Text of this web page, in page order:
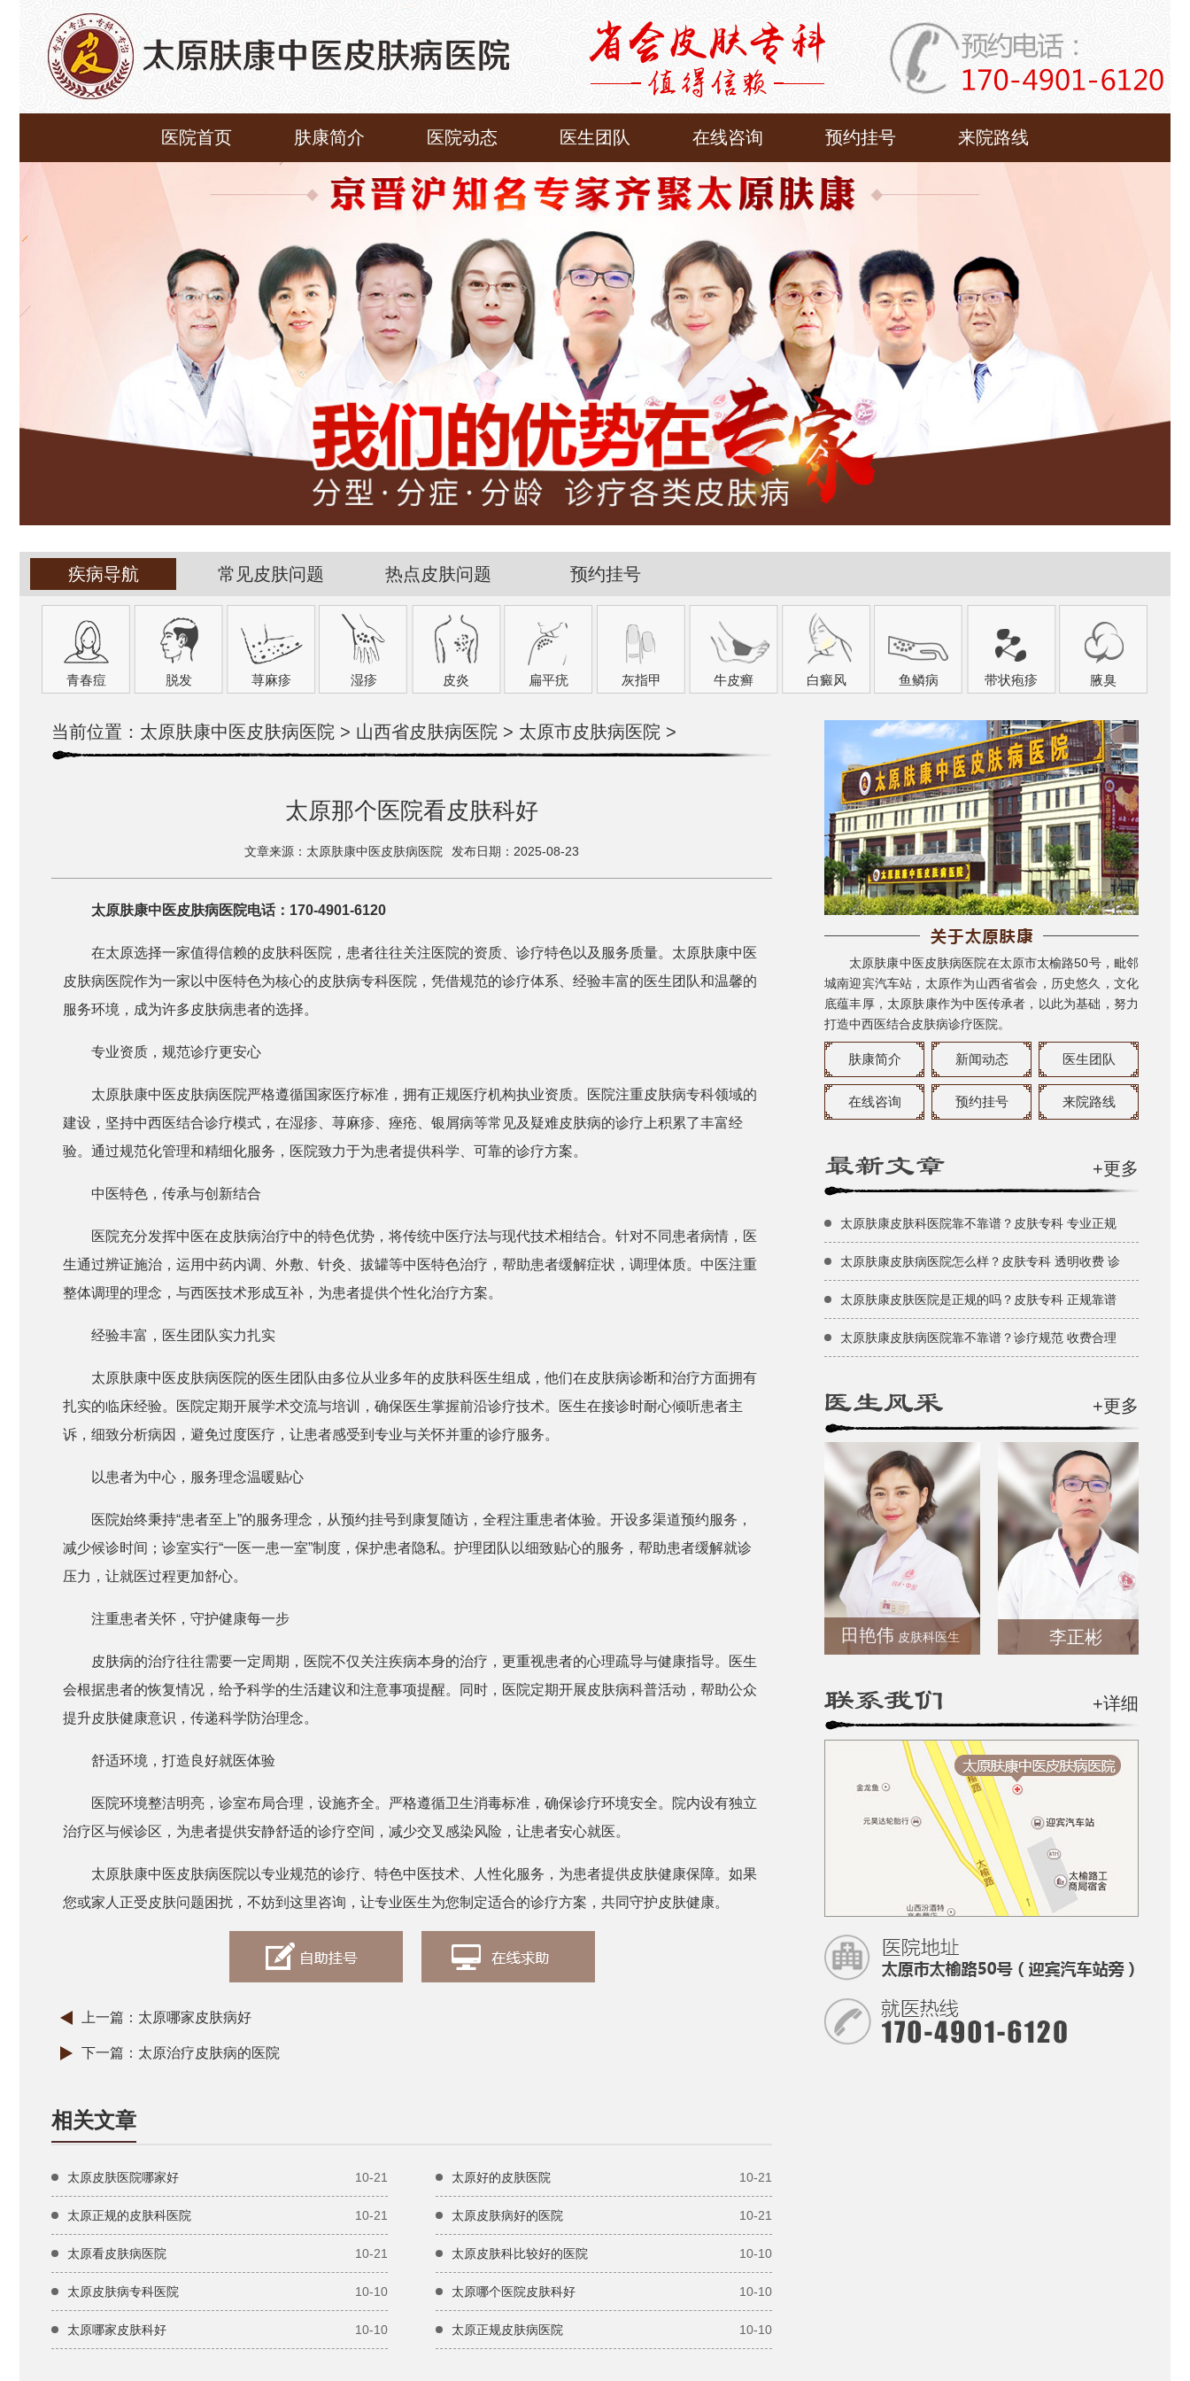
医院首页 肤康简介 医院动态 医生团队 在线咨询 预约挂号 来院路线
疾病导航 常见皮肤问题 热点皮肤问题 预约挂号
青春痘 脱发 荨麻疹 湿疹 皮炎 扁平疣 灰指甲 牛皮癣 白癜风 鱼鳞病 带状疱疹 腋臭
当前位置： 太原肤康中医皮肤病医院 > 山西省皮肤病医院 > 太原市皮肤病医院 >
太原那个医院看皮肤科好
文章来源：太原肤康中医皮肤病医院 发布日期：2025-08-23
太原肤康中医皮肤病医院电话：170-4901-6120
在太原选择一家值得信赖的皮肤科医院，患者往往关注医院的资质、诊疗特色以及服务质量。太原肤康中医
皮肤病医院作为一家以中医特色为核心的皮肤病专科医院，凭借规范的诊疗体系、经验丰富的医生团队和温馨的
服务环境，成为许多皮肤病患者的选择。
专业资质，规范诊疗更安心
太原肤康中医皮肤病医院严格遵循国家医疗标准，拥有正规医疗机构执业资质。医院注重皮肤病专科领域的
建设，坚持中西医结合诊疗模式，在湿疹、荨麻疹、痤疮、银屑病等常见及疑难皮肤病的诊疗上积累了丰富经
验。通过规范化管理和精细化服务，医院致力于为患者提供科学、可靠的诊疗方案。
中医特色，传承与创新结合
医院充分发挥中医在皮肤病治疗中的特色优势，将传统中医疗法与现代技术相结合。针对不同患者病情，医
生通过辨证施治，运用中药内调、外敷、针灸、拔罐等中医特色治疗，帮助患者缓解症状，调理体质。中医注重
整体调理的理念，与西医技术形成互补，为患者提供个性化治疗方案。
经验丰富，医生团队实力扎实
太原肤康中医皮肤病医院的医生团队由多位从业多年的皮肤科医生组成，他们在皮肤病诊断和治疗方面拥有
扎实的临床经验。医院定期开展学术交流与培训，确保医生掌握前沿诊疗技术。医生在接诊时耐心倾听患者主
诉，细致分析病因，避免过度医疗，让患者感受到专业与关怀并重的诊疗服务。
以患者为中心，服务理念温暖贴心
医院始终秉持“患者至上”的服务理念，从预约挂号到康复随访，全程注重患者体验。开设多渠道预约服务，
减少候诊时间；诊室实行“一医一患一室”制度，保护患者隐私。护理团队以细致贴心的服务，帮助患者缓解就诊
压力，让就医过程更加舒心。
注重患者关怀，守护健康每一步
皮肤病的治疗往往需要一定周期，医院不仅关注疾病本身的治疗，更重视患者的心理疏导与健康指导。医生
会根据患者的恢复情况，给予科学的生活建议和注意事项提醒。同时，医院定期开展皮肤病科普活动，帮助公众
提升皮肤健康意识，传递科学防治理念。
舒适环境，打造良好就医体验
医院环境整洁明亮，诊室布局合理，设施齐全。严格遵循卫生消毒标准，确保诊疗环境安全。院内设有独立
治疗区与候诊区，为患者提供安静舒适的诊疗空间，减少交叉感染风险，让患者安心就医。
太原肤康中医皮肤病医院以专业规范的诊疗、特色中医技术、人性化服务，为患者提供皮肤健康保障。如果
您或家人正受皮肤问题困扰，不妨到这里咨询，让专业医生为您制定适合的诊疗方案，共同守护皮肤健康。
上一篇： 太原哪家皮肤病好
下一篇： 太原治疗皮肤病的医院
相关文章
太原皮肤医院哪家好 10-21 太原好的皮肤医院 10-21
太原正规的皮肤科医院 10-21 太原皮肤病好的医院 10-21
太原看皮肤病医院 10-21 太原皮肤科比较好的医院 10-10
太原皮肤病专科医院 10-10 太原哪个医院皮肤科好 10-10
太原哪家皮肤科好 10-10 太原正规皮肤病医院 10-10
太原肤康中医皮肤病医院在太原市太榆路50号，毗邻
城南迎宾汽车站，太原作为山西省省会，历史悠久，文化
底蕴丰厚，太原肤康作为中医传承者，以此为基础，努力
打造中西医结合皮肤病诊疗医院。
肤康简介 新闻动态 医生团队
在线咨询 预约挂号 来院路线
+更多
太原肤康皮肤科医院靠不靠谱？皮肤专科 专业正规
太原肤康皮肤病医院怎么样？皮肤专科 透明收费 诊
太原肤康皮肤医院是正规的吗？皮肤专科 正规靠谱
太原肤康皮肤病医院靠不靠谱？诊疗规范 收费合理
+更多
田艳伟 皮肤科医生 李正彬
+详细